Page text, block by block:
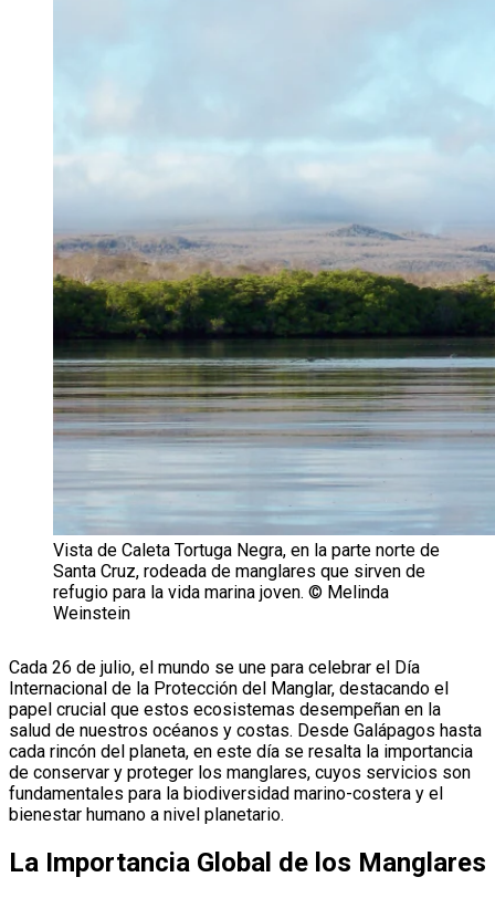
Vista de Caleta Tortuga Negra, en la parte norte de
Santa Cruz, rodeada de manglares que sirven de
refugio para la vida marina joven. © Melinda
Weinstein
Cada 26 de julio, el mundo se une para celebrar el Día
Internacional de la Protección del Manglar, destacando el
papel crucial que estos ecosistemas desempeñan en la
salud de nuestros océanos y costas. Desde Galápagos hasta
cada rincón del planeta, en este día se resalta la importancia
de conservar y proteger los manglares, cuyos servicios son
fundamentales para la biodiversidad marino-costera y el
bienestar humano a nivel planetario.
La Importancia Global de los Manglares